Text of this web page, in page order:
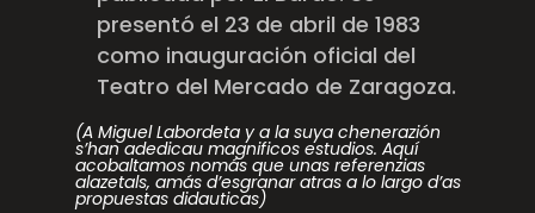
presentó el 23 de abril de 1983
como inauguración oficial del
Teatro del Mercado de Zaragoza.
(A Miguel Labordeta y a la suya chenerazión
s’han adedicau magnificos estudios. Aquí
acobaltamos nomás que unas referenzias
alazetals, amás d’esgranar atras a lo largo d’as
propuestas didauticas)